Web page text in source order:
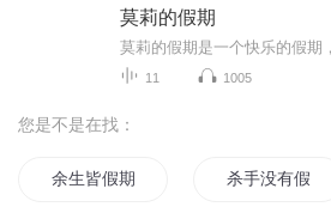
莫莉的假期
11 1005
您是不是在找：
余生皆假期 杀手没有假期